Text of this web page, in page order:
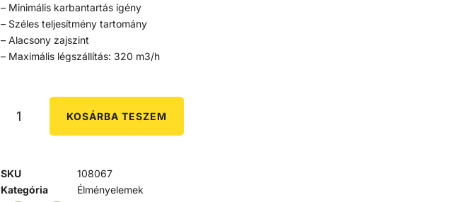
– Minimális karbantartás igény
– Széles teljesítmény tartomány
– Alacsony zajszint
– Maximális légszállítás: 320 m3/h
KOSÁRBA TESZEM
SKU
108067
Kategória
Élményelemek